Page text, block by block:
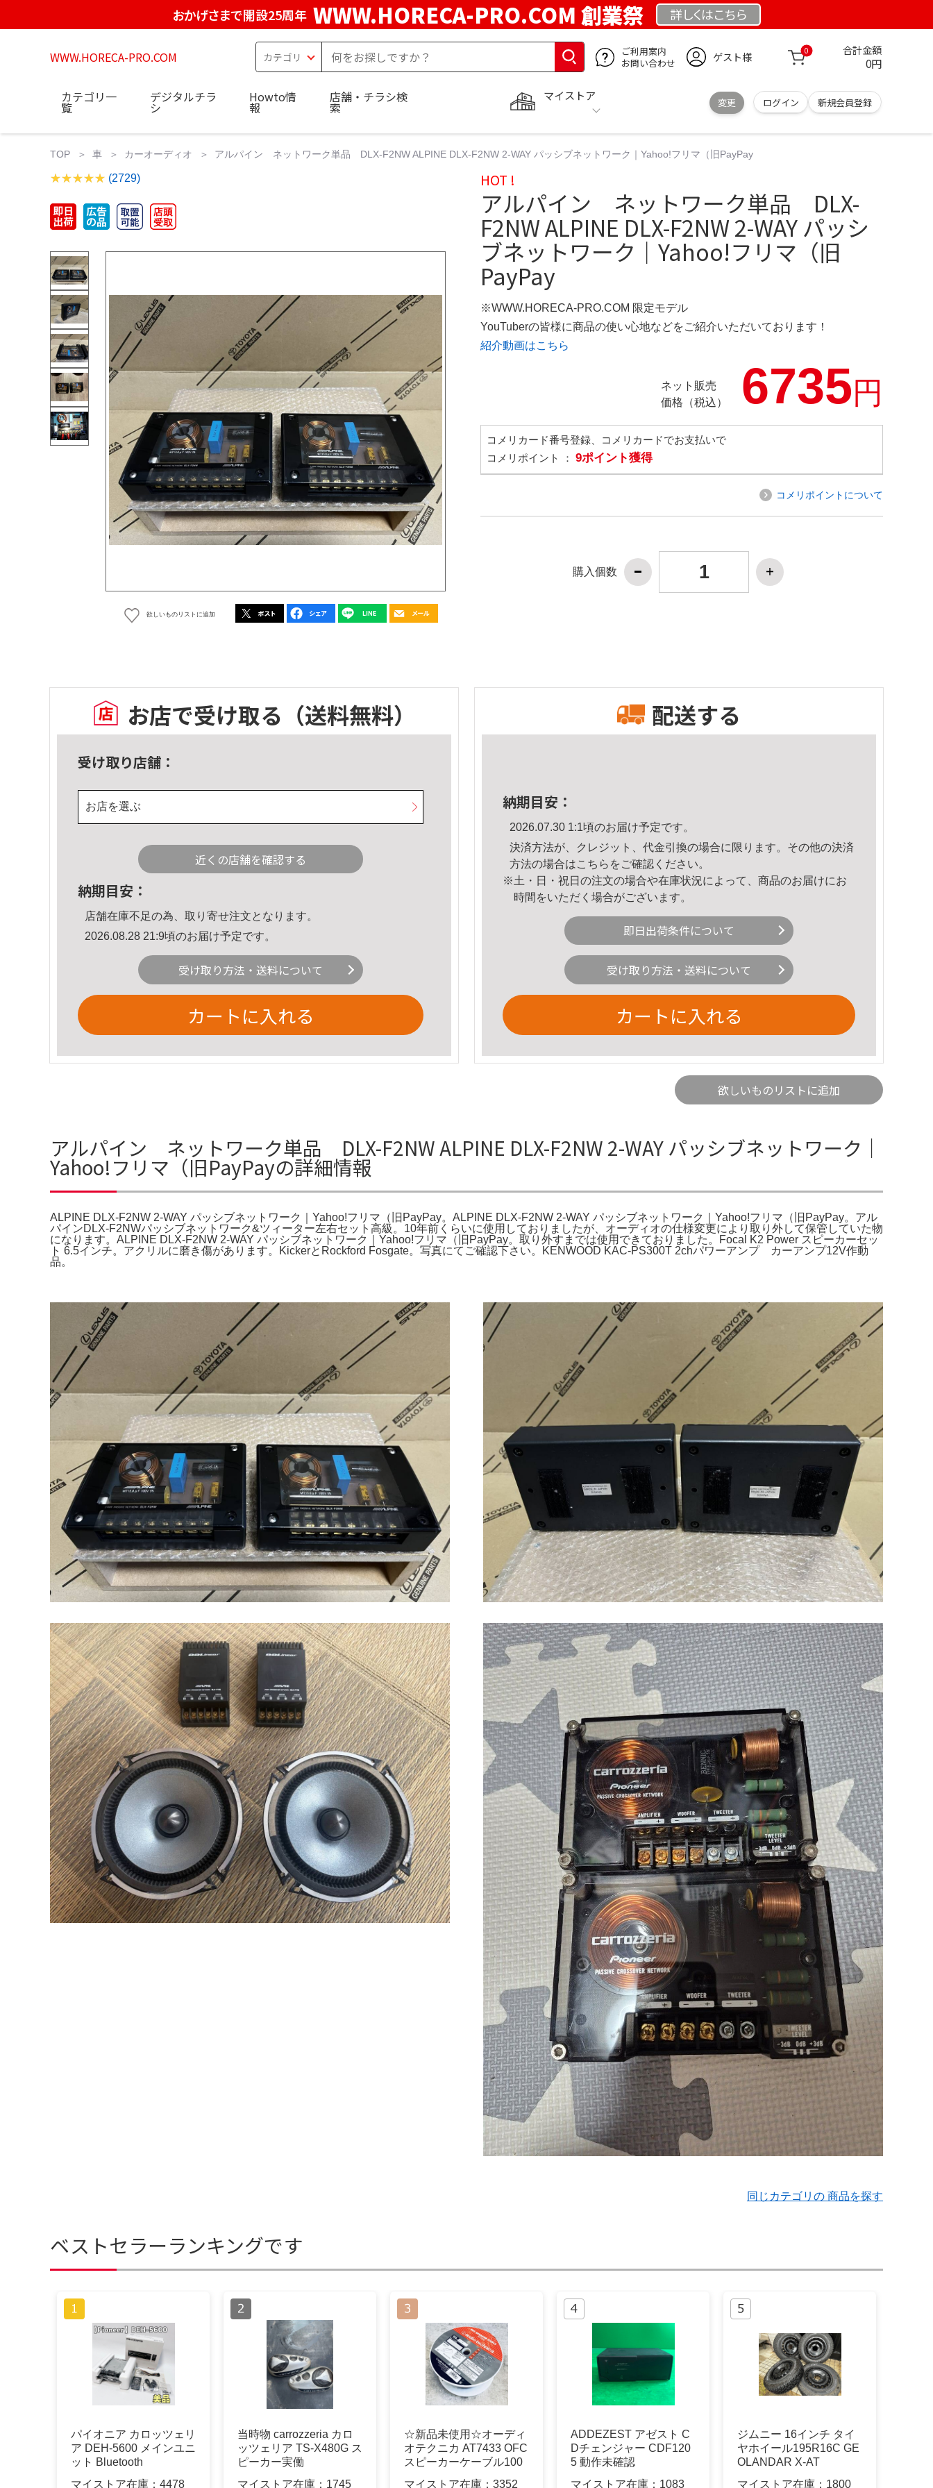
おかげさまで開設25周年 WWW.HORECA-PRO.COM 創業祭 詳しくはこちら
WWW.HORECA-PRO.COM
ご利用案内
お問い合わせ
ゲスト様 0 合計金額
0円
マイストア
変更 ログイン 新規会員登録
カテゴリ一
覧
デジタルチラ
シ
Howto情
報
店舗・チラシ検
索
TOP 車 カーオーディオ アルパイン ネットワーク単品 DLX-F2NW ALPINE DLX-F2NW 2-WAY パッシブネットワーク｜Yahoo!フリマ（旧PayPay
(2729)
欲しいものリストに追加
HOT !
アルパイン ネットワーク単品 DLX-
F2NW ALPINE DLX-F2NW 2-WAY パッシ
ブネットワーク｜Yahoo!フリマ（旧
PayPay
※WWW.HORECA-PRO.COM 限定モデル
YouTuberの皆様に商品の使い心地などをご紹介いただいております！
紹介動画はこちら
ネット販売
価格（税込）
6735円
コメリカード番号登録、コメリカードでお支払いで
コメリポイント ： 9ポイント獲得
コメリポイントについて
購入個数
お店で受け取る （送料無料）
受け取り店舗：
お店を選ぶ
近くの店舗を確認する
納期目安：
店舗在庫不足の為、取り寄せ注文となります。
2026.08.28 21:9頃のお届け予定です。
受け取り方法・送料について
カートに入れる
配送する
納期目安：
2026.07.30 1:1頃のお届け予定です。
決済方法が、クレジット、代金引換の場合に限ります。その他の決済
方法の場合はこちら をご確認ください。
※土・日・祝日の注文の場合や在庫状況によって、商品のお届けにお
時間をいただく場合がございます。
即日出荷条件について
受け取り方法・送料について
カートに入れる
欲しいものリストに追加
アルパイン ネットワーク単品 DLX-F2NW ALPINE DLX-F2NW 2-WAY パッシブネットワーク｜
Yahoo!フリマ（旧PayPayの詳細情報
ALPINE DLX-F2NW 2-WAY パッシブネットワーク｜Yahoo!フリマ（旧PayPay。ALPINE DLX-F2NW 2-WAY パッシブネットワーク｜Yahoo!フリマ（旧PayPay。アル
パインDLX-F2NWパッシブネットワーク&ツィーター左右セット高級。10年前くらいに使用しておりましたが、オーディオの仕様変更により取り外して保管していた物
になります。ALPINE DLX-F2NW 2-WAY パッシブネットワーク｜Yahoo!フリマ（旧PayPay。取り外すまでは使用できておりました。Focal K2 Power スピーカーセッ
ト 6.5インチ。アクリルに磨き傷があります。KickerとRockford Fosgate。写真にてご確認下さい。KENWOOD KAC-PS300T 2chパワーアンプ カーアンプ12V作動
品。
同じカテゴリの 商品を探す
ベストセラーランキングです
パイオニア カロッツェリ
ア DEH-5600 メインユニ
ット Bluetooth
マイストア在庫： 4478
当時物 carrozzeria カロ
ッツェリア TS-X480G ス
ピーカー実働
マイストア在庫： 1745
☆新品未使用☆オーディ
オテクニカ AT7433 OFC
スピーカーケーブル100
マイストア在庫： 3352
ADDEZEST アゼスト C
Dチェンジャー CDF120
5 動作未確認
マイストア在庫： 1083
ジムニー 16インチ タイ
ヤホイール195R16C GE
OLANDAR X-AT
マイストア在庫： 1800